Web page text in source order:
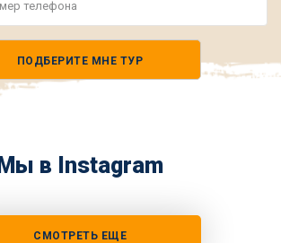
ПОДБЕРИТЕ МНЕ ТУР
Мы в Instagram
СМОТРЕТЬ ЕЩЕ